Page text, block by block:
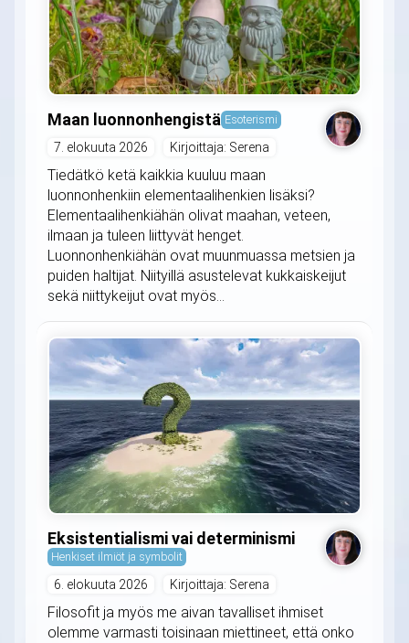
Maan luonnonhengistä Esoterismi
7. elokuuta 2026 Kirjoittaja: Serena
Tiedätkö ketä kaikkia kuuluu maan
luonnonhenkiin elementaalihenkien lisäksi?
Elementaalihenkiähän olivat maahan, veteen,
ilmaan ja tuleen liittyvät henget.
Luonnonhenkiähän ovat muunmuassa metsien ja
puiden haltijat. Niityillä asustelevat kukkaiskeijut
sekä niittykeijut ovat myös...
Eksistentialismi vai determinismi
Henkiset ilmiöt ja symbolit
6. elokuuta 2026 Kirjoittaja: Serena
Filosofit ja myös me aivan tavalliset ihmiset
olemme varmasti toisinaan miettineet, että onko